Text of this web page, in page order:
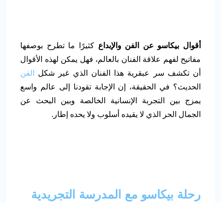
أقوال بيكاسو عن الفن والإبداع كثيرًا ما تطرح بوصفها
مفاتيح لفهم علاقة الفنان بالعالم، فهل يمكن لهذه الأقوال
أن تكشف سر عبقرية هذا الفنان الذي غير شكل
الفن
الحديث؟ في الحقيقة، إن الإجابة تقودنا إلى عالم واسع
يمزج بين التجربة الإنسانية الخالصة وبين البحث عن
الجمال الحر الذي لا يقيده أسلوب ولا يحده إطار.
رحلة بيكاسو مع المدرسة التجريدية